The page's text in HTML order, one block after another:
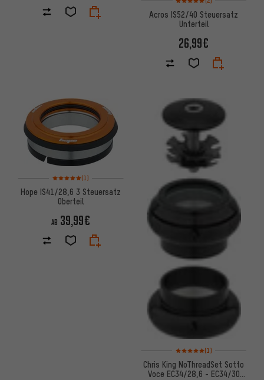
Acros IS52/40 Steuersatz
Unterteil
26,99€
Bewertungen: 5 von 5 basierend auf 1 Bewertungen
(1)
Hope IS41/28,6 3 Steuersatz
Oberteil
AB 39,99€
Bewertungen: 5 von 5
(1)
Chris King NoThreadSet Sotto
Voce EC34/28,6 - EC34/30